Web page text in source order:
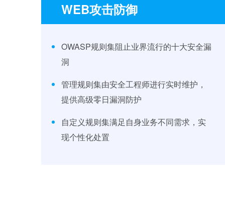
WEB攻击防御
OWASP规则集阻止业界流行的十大安全漏
洞
管理规则集由安全工程师进行实时维护，
提供高级零日漏洞防护
自定义规则集满足自身业务不同需求，实
现个性化处置